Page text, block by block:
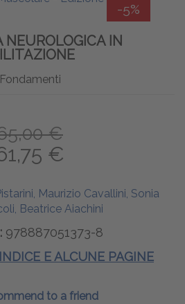
-5%
NEUROLOGICA IN
Fondamenti
€
€
Maurizio Cavallini, Sonia
Beatrice Aiachini
978887051373-8
E ALCUNE PAGINE
to a friend